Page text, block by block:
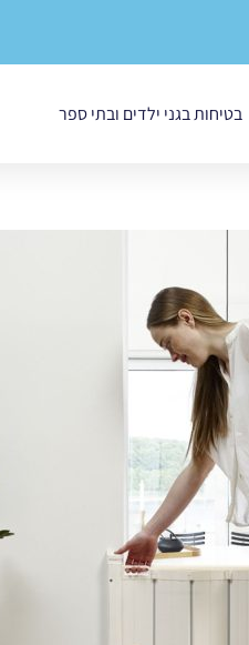
בטיחות בגני ילדים ובתי ספר